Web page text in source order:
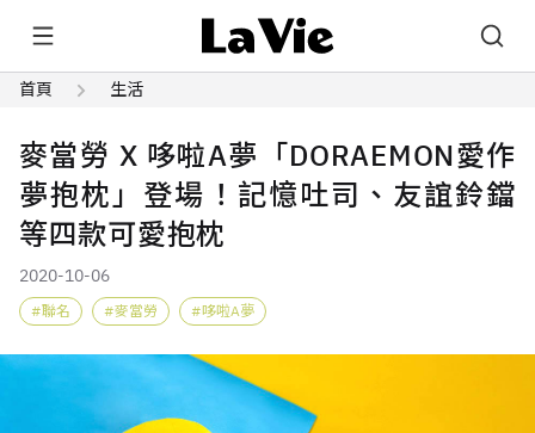
首頁 生活
麥當勞 X 哆啦A夢「DORAEMON愛作
夢抱枕」登場！記憶吐司、友誼鈴鐺
等四款可愛抱枕
2020-10-06
聯名 麥當勞 哆啦A夢